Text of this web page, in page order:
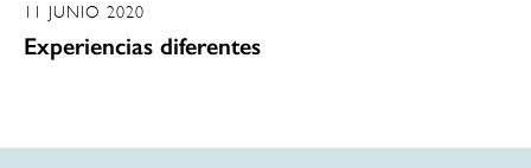
11 JUNIO 2020
Experiencias diferentes